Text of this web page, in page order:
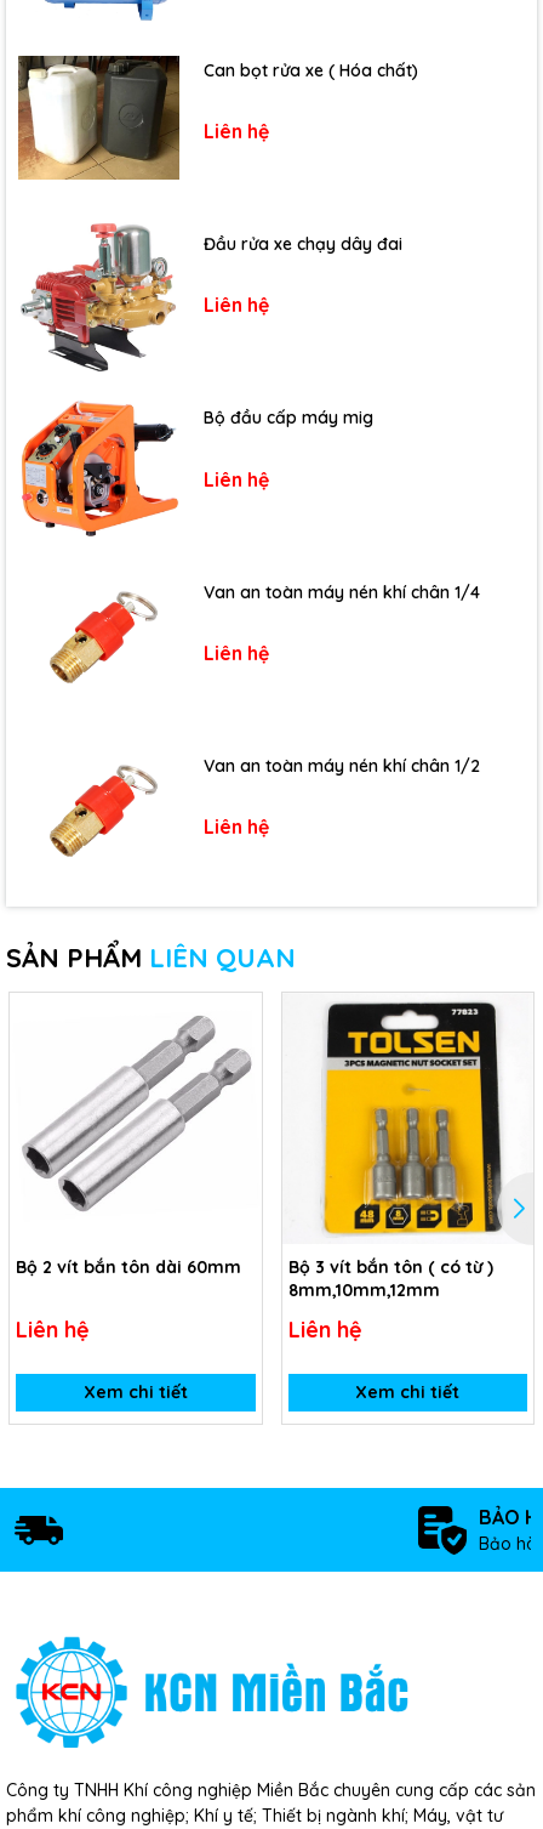
Can bọt rửa xe ( Hóa chất)
Liên hệ
Đầu rửa xe chạy dây đai
Liên hệ
Bộ đầu cấp máy mig
Liên hệ
Van an toàn máy nén khí chân 1/4
Liên hệ
Van an toàn máy nén khí chân 1/2
Liên hệ
SẢN PHẨM LIÊN QUAN
Bộ 2 vít bắn tôn dài 60mm
Liên hệ
Xem chi tiết
Bộ 3 vít bắn tôn ( có từ )
8mm,10mm,12mm
Liên hệ
Xem chi tiết
BẢO
Bảo
Công ty TNHH Khí công nghiệp Miền Bắc chuyên cung cấp các sản
phẩm khí công nghiệp; Khí y tế; Thiết bị ngành khí; Máy, vật tư